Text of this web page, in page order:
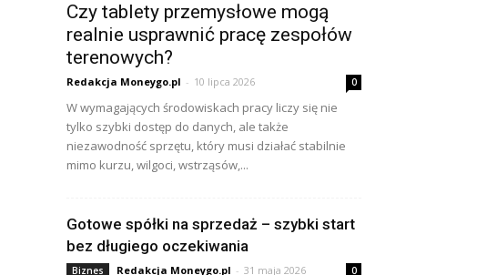
Czy tablety przemysłowe mogą
realnie usprawnić pracę zespołów
terenowych?
Redakcja Moneygo.pl - 10 lipca 2026 0
W wymagających środowiskach pracy liczy się nie
tylko szybki dostęp do danych, ale także
niezawodność sprzętu, który musi działać stabilnie
mimo kurzu, wilgoci, wstrząsów,...
Gotowe spółki na sprzedaż – szybki start
bez długiego oczekiwania
Biznes Redakcja Moneygo.pl - 31 maja 2026 0